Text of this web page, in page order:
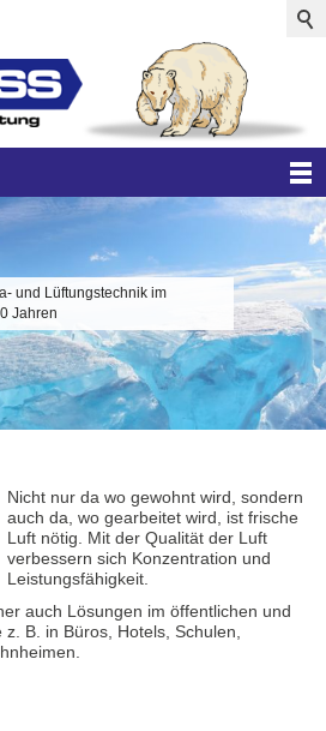
und Lüftungstechnik im
Jahren
Nicht nur da wo gewohnt wird, sondern
auch da, wo gearbeitet wird, ist frische
Luft nötig. Mit der Qualität der Luft
verbessern sich Konzentration und
Leistungsfähigkeit.
auch Lösungen im öffentlichen und
B. in Büros, Hotels, Schulen,